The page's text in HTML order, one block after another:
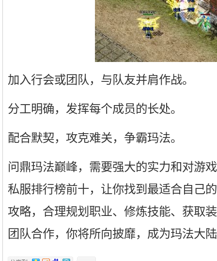
加入行会或团队，与队友并肩作战。
分工明确，发挥每个成员的长处。
配合默契，攻克难关，争霸玛法。
问鼎玛法巅峰，需要强大的实力和对游
私服排行榜前十，让你找到最适合自己
攻略，合理规划职业、修炼技能、获取
团队合作，你将所向披靡，成为玛法大